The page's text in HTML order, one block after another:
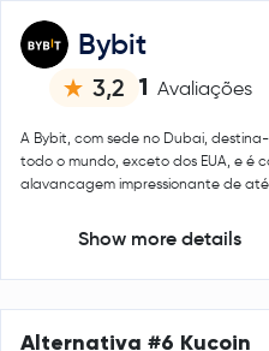
Bybit
3,2 1 Avaliações
A Bybit, com sede no Dubai,
todo o mundo, exceto dos EUA, e é
alavancagem impressionante de até
Show more details
Alternativa #6 Kucoin